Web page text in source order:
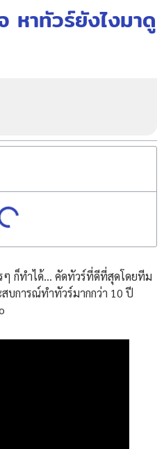
หาทัวร์ยังไงมาดู
ๆ ก็ทำได้… คัดทัวร์ที่ดีที่สุดโดยทีม
บการณ์ทำทัวร์มากกว่า 10 ปี